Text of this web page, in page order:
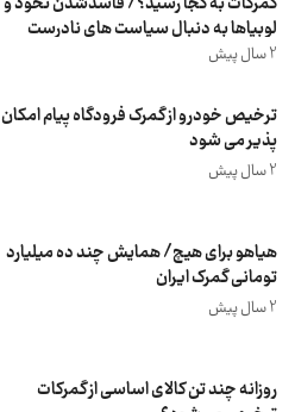
لوبیاها به دنبال سیاست های نادرست
گمرکی
2 سال پیش
ترخیص خودرو از گمرک فرودگاه پیام امکان
پذیر می شود
2 سال پیش
هیاهو برای هیچ/ همایش چند ده میلیارد
تومانی گمرک ایران
2 سال پیش
روزانه چند تن کالای اساسی از گمرکات